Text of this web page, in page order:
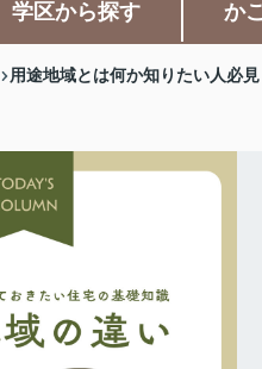
学区から探す か
用途地域とは何か知りたい人必